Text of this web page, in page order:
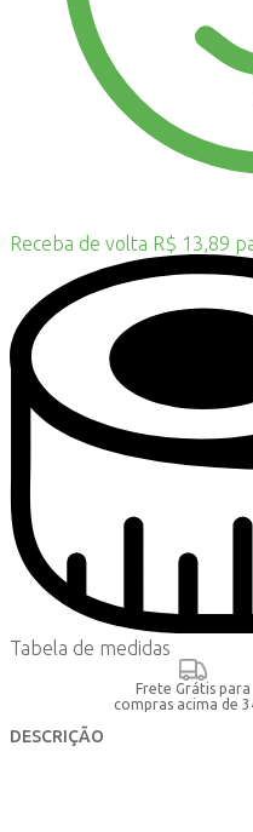
Receba de volta R$ 13,89
Tabela de medidas
Frete Grátis para
compras acima de
DESCRIÇÃO